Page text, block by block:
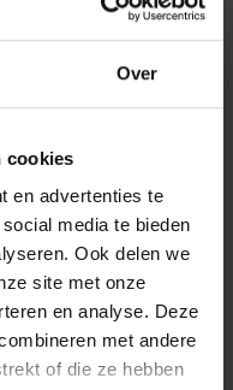
Over
cookies
en advertenties te
media te bieden
Ook delen we
site met onze
en analyse. Deze
met andere
of die ze hebben
New York |
cm
‘New York’ is
in het mangohout
druppel vorm. Het bl...